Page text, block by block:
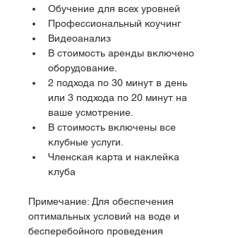
Обучение для всех уровней
Профессиональный коучинг
Видеоанализ
В стоимость аренды включено
оборудование.
2 подхода по 30 минут в день
или 3 подхода по 20 минут на
ваше усмотрение.
В стоимость включены все
клубные услуги.
Членская карта и наклейка
клуба
Примечание: Для обеспечения
оптимальных условий на воде и
бесперебойного проведения